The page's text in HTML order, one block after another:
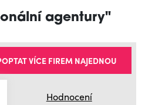
agentury"
Hodnocení
VÍCE FIREM NAJEDNOU